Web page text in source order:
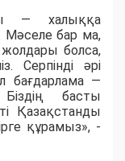
— халыққа
Мәселе бар ма,
болса,
Серпінді әрі
бағдарлама —
басты
Қазақстанды
құрамыз», -